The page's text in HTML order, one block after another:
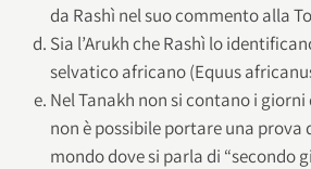
da Rashì nel suo commento alla
Sia l’Arukh che Rashì lo
selvatico africano (Equus
Nel Tanakh non si contano i
non è possibile portare una prova
mondo dove si parla di “secondo